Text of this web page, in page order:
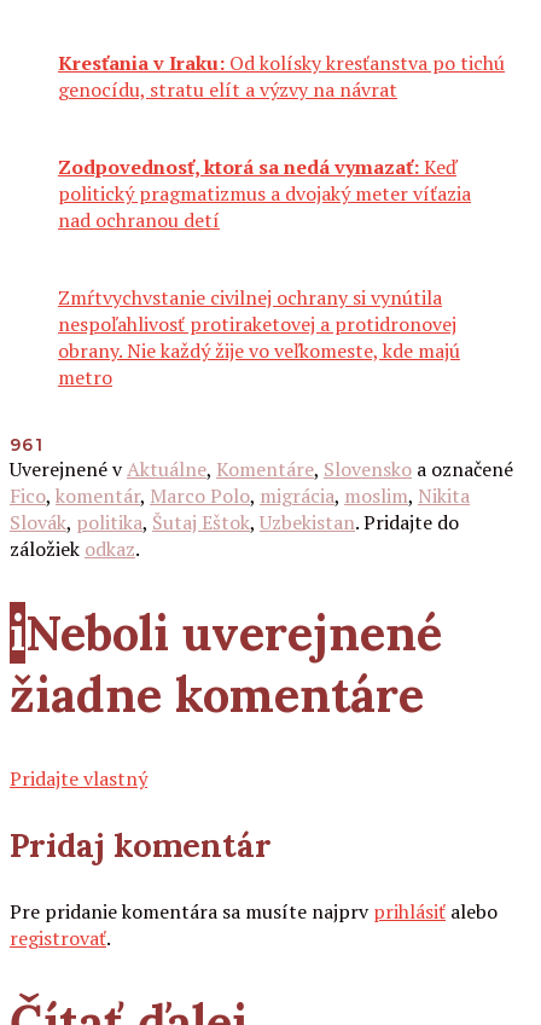
Kresťania v Iraku: Od kolísky kresťanstva po tichú
genocídu, stratu elít a výzvy na návrat
Zodpovednosť, ktorá sa nedá vymazať:Keď
politický pragmatizmus a dvojaký meter víťazia
nad ochranou detí
Zmŕtvychvstanie civilnej ochrany si vynútila
nespoľahlivosť protiraketovej a protidronovej
obrany. Nie každý žije vo veľkomeste, kde majú
metro
961
Uverejnené vAktuálne, Komentáre, Slovensko a označené
Fico, komentár, Marco Polo, migrácia, moslim, Nikita
Slovák, politika, Šutaj Eštok, Uzbekistan. Pridajte do
záložiek odkaz.
iNeboli uverejnené
žiadne komentáre
Pridajte vlastný
Pridaj komentár
Pre pridanie komentára sa musíte najprvprihlásiť alebo
registrovať.